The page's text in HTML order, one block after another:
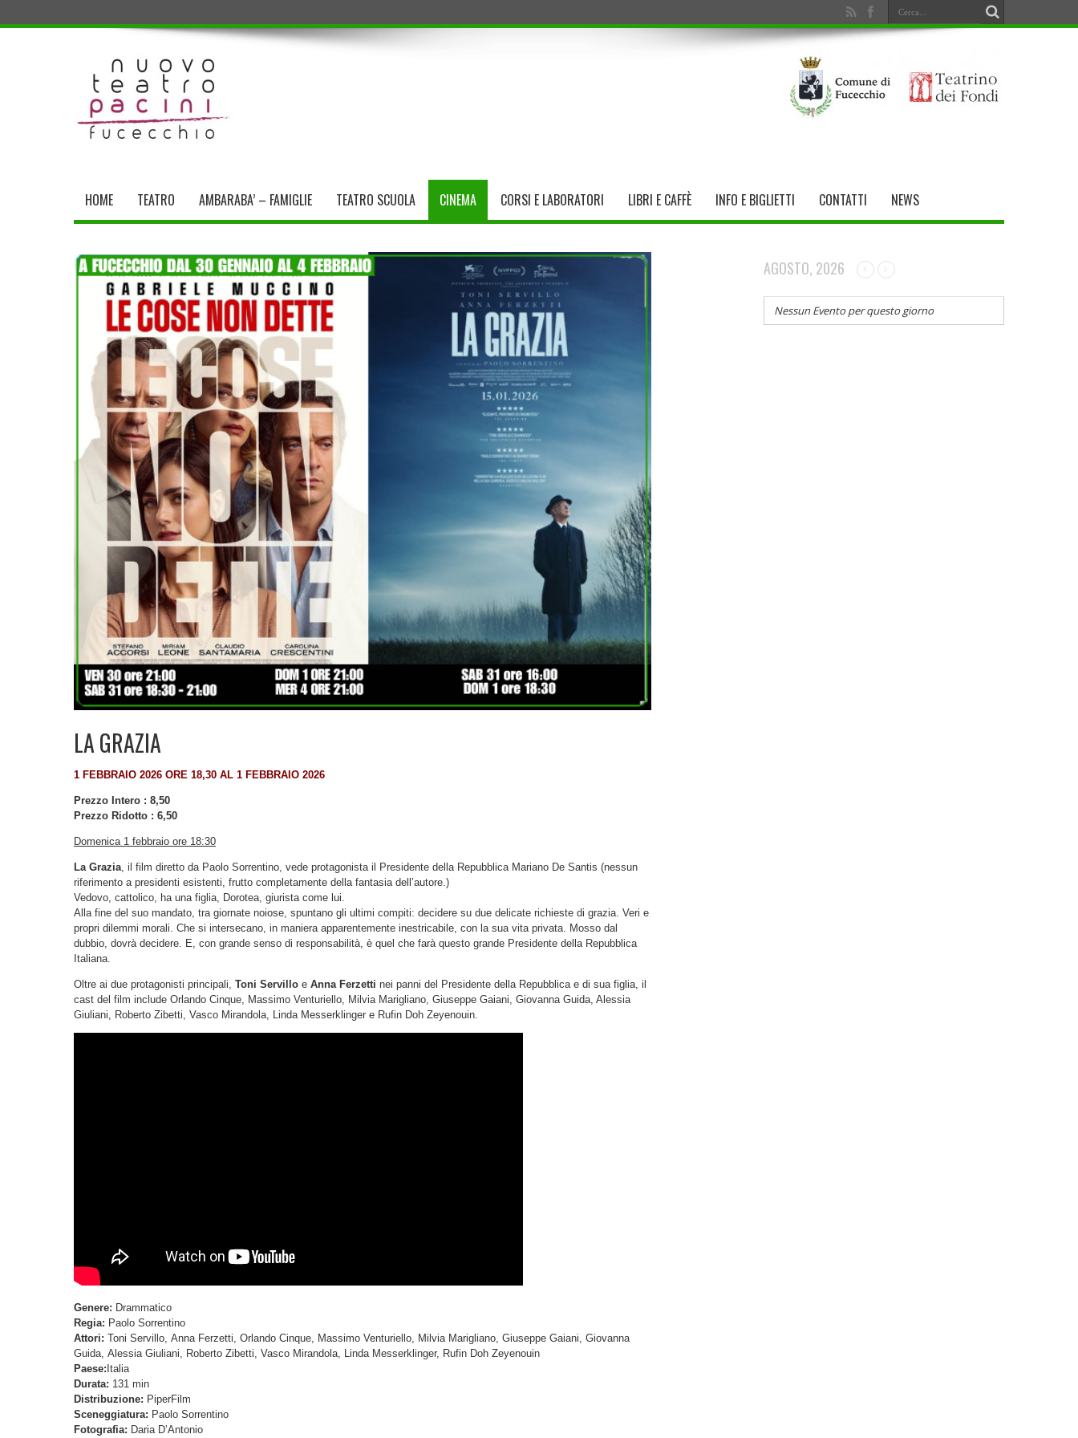
HOME TEATRO AMBARABA’ – FAMIGLIE TEATRO SCUOLA CINEMA CORSI E LABORATORI LIBRI E CAFFÈ INFO E BIGLIETTI CONTATTI NEWS
LA GRAZIA
1 FEBBRAIO 2026 ORE 18,30 AL 1 FEBBRAIO 2026
Prezzo Intero : 8,50
Prezzo Ridotto : 6,50
Domenica 1 febbraio ore 18:30
La Grazia, il film diretto da Paolo Sorrentino, vede protagonista il Presidente della Repubblica Mariano De Santis (nessun
riferimento a presidenti esistenti, frutto completamente della fantasia dell’autore.)
Vedovo, cattolico, ha una figlia, Dorotea, giurista come lui.
Alla fine del suo mandato, tra giornate noiose, spuntano gli ultimi compiti: decidere su due delicate richieste di grazia. Veri e
propri dilemmi morali. Che si intersecano, in maniera apparentemente inestricabile, con la sua vita privata. Mosso dal
dubbio, dovrà decidere. E, con grande senso di responsabilità, è quel che farà questo grande Presidente della Repubblica
Italiana.
Oltre ai due protagonisti principali, Toni Servillo e Anna Ferzetti nei panni del Presidente della Repubblica e di sua figlia, il
cast del film include Orlando Cinque, Massimo Venturiello, Milvia Marigliano, Giuseppe Gaiani, Giovanna Guida, Alessia
Giuliani, Roberto Zibetti, Vasco Mirandola, Linda Messerklinger e Rufin Doh Zeyenouin.
Genere: Drammatico
Regia: Paolo Sorrentino
Attori: Toni Servillo, Anna Ferzetti, Orlando Cinque, Massimo Venturiello, Milvia Marigliano, Giuseppe Gaiani, Giovanna
Guida, Alessia Giuliani, Roberto Zibetti, Vasco Mirandola, Linda Messerklinger, Rufin Doh Zeyenouin
Paese: Italia
Durata: 131 min
Distribuzione: PiperFilm
Sceneggiatura: Paolo Sorrentino
Fotografia: Daria D’Antonio
AGOSTO, 2026
Nessun Evento per questo giorno